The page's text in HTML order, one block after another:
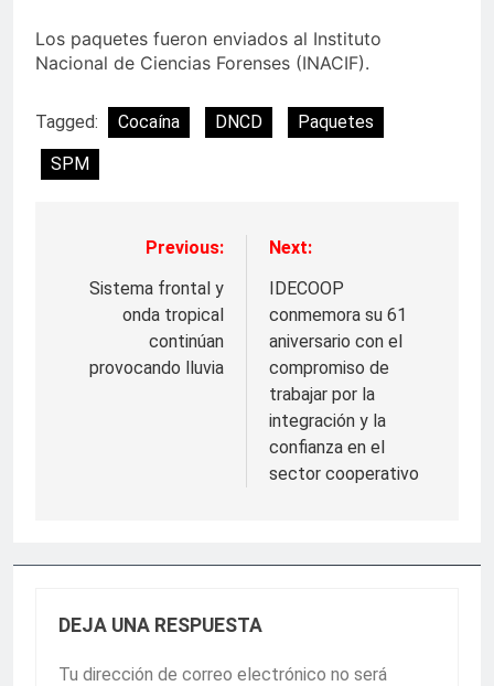
Los paquetes fueron enviados al Instituto
Nacional de Ciencias Forenses (INACIF).
Tagged: Cocaína DNCD
Paquetes
SPM
Navegación
entradas
Previous:
Sistema frontal y
onda tropical
continúan
provocando lluvia
Next:
IDECOOP
conmemora su 61
aniversario con el
compromiso de
trabajar por la
integración y la
confianza en el
sector cooperativo
DEJA UNA RESPUESTA
Tu dirección de correo electrónico no será